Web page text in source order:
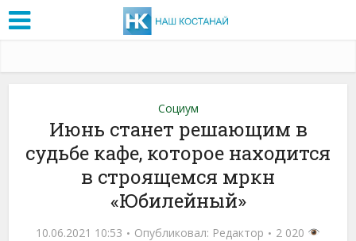
Социум
Июнь станет решающим в
судьбе кафе, которое находится
в строящемся мркн
«Юбилейный»
10.06.2021 10:53 Опубликовал: Редактор
2 020